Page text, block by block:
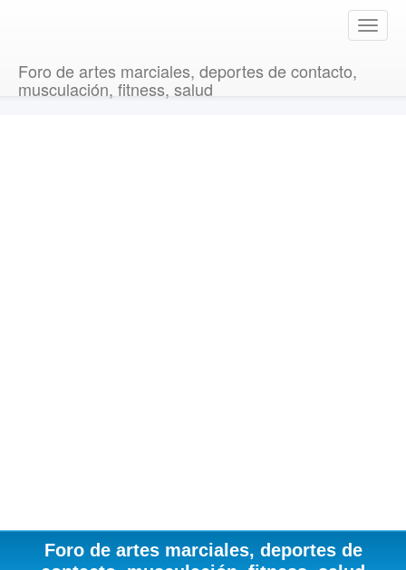
T
o
Foro de artes marciales, deportes de contacto,
musculación, fitness, salud
Foro de artes marciales, deportes de